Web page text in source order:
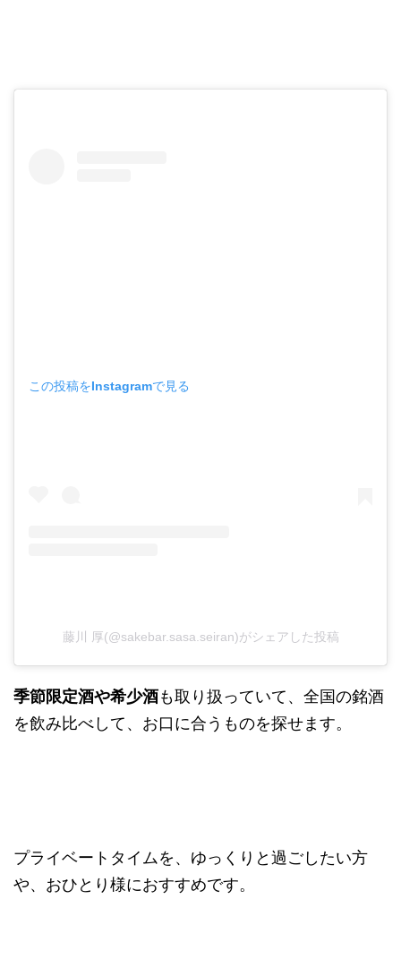
この投稿をInstagramで見る
藤川 厚(@sakebar.sasa.seiran)がシェアした投稿
季節限定酒や希少酒も取り扱っていて、全国の銘酒
を飲み比べして、お口に合うものを探せます。
プライベートタイムを、ゆっくりと過ごしたい方
や、おひとり様におすすめです。